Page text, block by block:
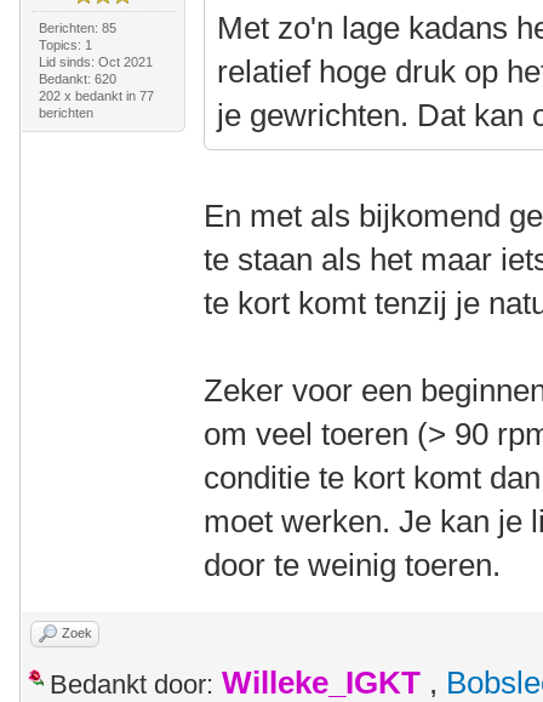
Berichten: 85
Topics: 1
Lid sinds: Oct 2021
Bedankt: 620
202 x bedankt in 77
berichten
Met zo'n lage kadans
relatief hoge druk op
je gewrichten. Dat kan
En met als bijkomend
te staan als het maar
te kort komt tenzij je
Zeker voor een
om veel toeren (> 90
conditie te kort komt
moet werken. Je kan je
door te weinig toeren.
Zoek
Bedankt door: Willeke_IGKT ,